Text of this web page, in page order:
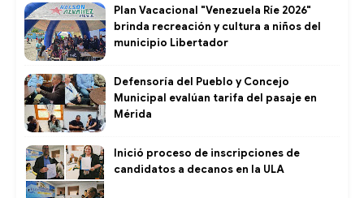
Plan Vacacional "Venezuela Ríe 2026"
brinda recreación y cultura a niños del
municipio Libertador
Defensoría del Pueblo y Concejo
Municipal evalúan tarifa del pasaje en
Mérida
Inició proceso de inscripciones de
candidatos a decanos en la ULA